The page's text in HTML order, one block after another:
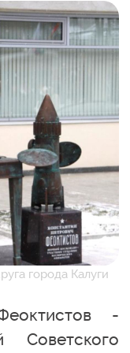
города Калуги
-
Советского